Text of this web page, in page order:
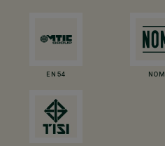
EN 54 NOM